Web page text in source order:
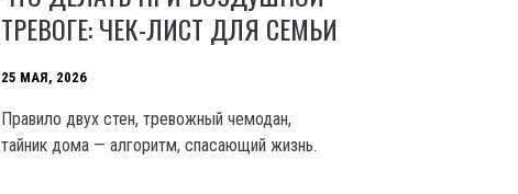
ТРЕВОГЕ: ЧЕК-ЛИСТ ДЛЯ СЕМЬИ
25 МАЯ, 2026
Правило двух стен, тревожный чемодан,
тайник дома — алгоритм, спасающий жизнь.